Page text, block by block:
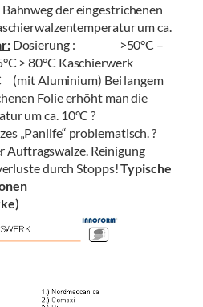
der eingestrichenen
um ca.
Dosierung : >50°C –
> 80°C Kaschierwerk
(mit Aluminium) Bei langem
Folie erhöht man die
um ca. 10°C ?
„Panlife“ problematisch. ?
Auftragswalze. Reinigung
durch Stopps!Typische